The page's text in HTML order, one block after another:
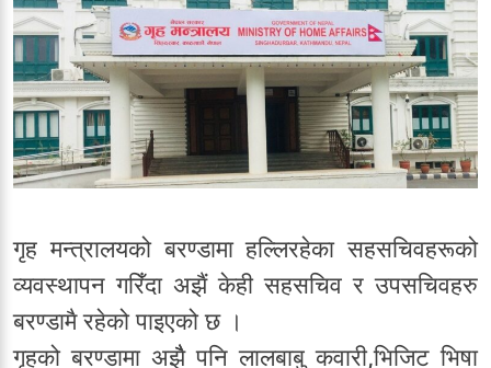
गृह मन्त्रालयको बरण्डामा हल्लिरहेका सहसचिवहरूको
व्यवस्थापन गरिँदा अझैं केही सहसचिव र उपसचिवहरु
बरण्डामै रहेको पाइएको छ ।
गृहको बरण्डामा अझैै पनि लालबाबु कवारी,भिजिट भिषा